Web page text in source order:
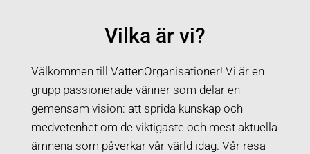
Vilka är vi?
Välkommen till VattenOrganisationer! Vi är en
grupp passionerade vänner som delar en
gemensam vision: att sprida kunskap och
medvetenhet om de viktigaste och mest aktuella
ämnena som påverkar vår värld idag. Vår resa